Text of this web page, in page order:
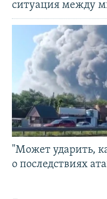
ситуация между
"Может ударить,
о последствиях